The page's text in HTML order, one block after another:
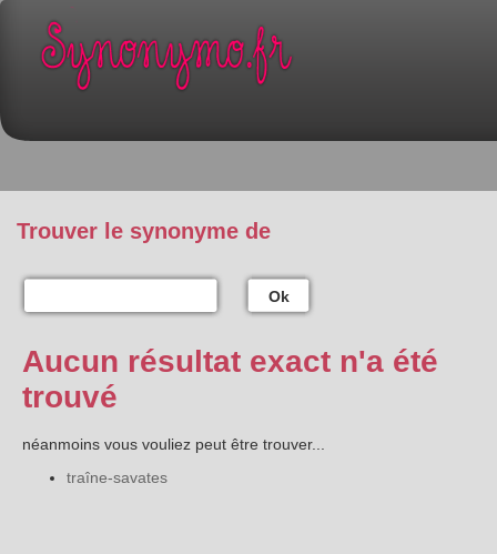
Trouver le synonyme de
Ok
Aucun résultat exact n'a été
trouvé
néanmoins vous vouliez peut être trouver...
traîne-savates